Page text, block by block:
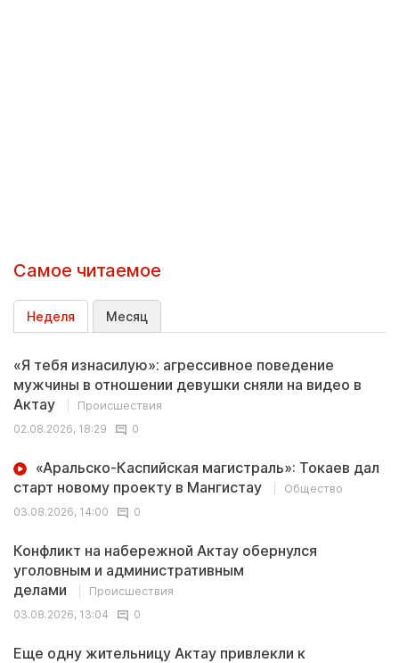
Самое читаемое
Неделя Месяц
«Я тебя изнасилую»: агрессивное поведение
мужчины в отношении девушки сняли на видео в
Актау
Происшествия
02.08.2026, 18:29
0
«Аральско-Каспийская магистраль»: Токаев дал
старт новому проекту в Мангистау
Общество
03.08.2026, 14:00
0
Конфликт на набережной Актау обернулся
уголовным и административным
делами
Происшествия
03.08.2026, 13:04
0
Еще одну жительницу Актау привлекли к